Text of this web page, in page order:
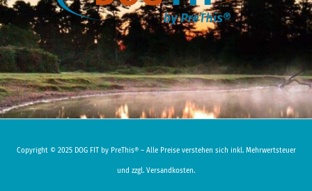
Copyright © 2025 DOG FIT by PreThis® – Alle Preise verstehen sich inkl. Mehrwertsteuer
und zzgl. Versandkosten.